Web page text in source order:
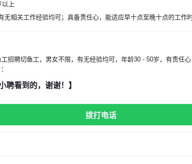
以上
招聘切鱼工，男女不限，有无经验均可，年龄30 - 50岁，有责任
聘看到的，谢谢！】
拨打电话